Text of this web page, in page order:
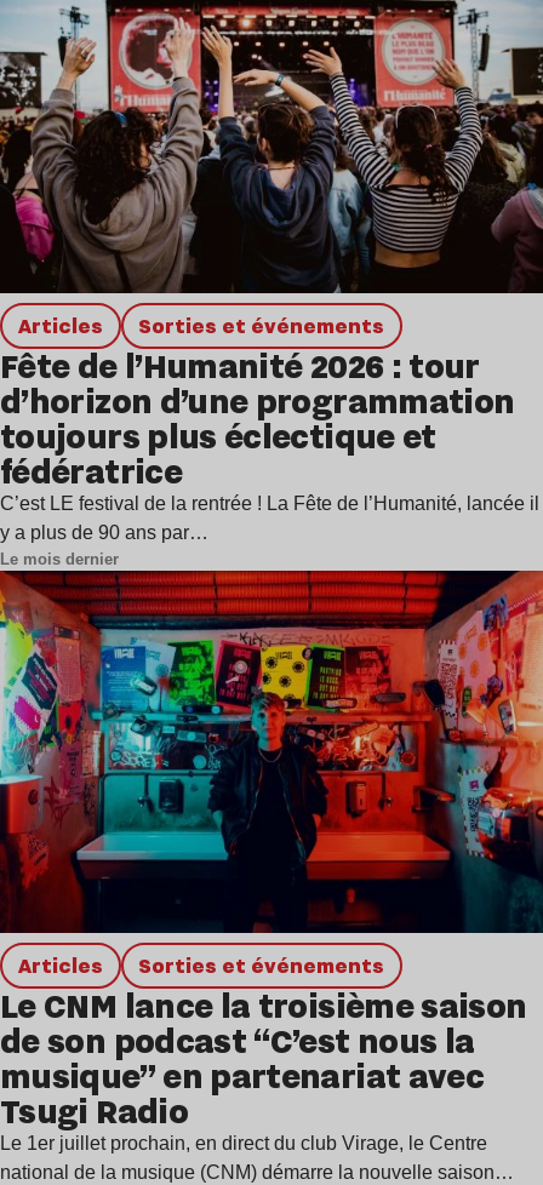
Articles Sorties et événements
Fête de l’Humanité 2026 : tour
d’horizon d’une programmation
toujours plus éclectique et
fédératrice
C’est LE festival de la rentrée ! La Fête de l’Humanité, lancée il
y a plus de 90 ans par…
Le mois dernier
Articles Sorties et événements
Le CNM lance la troisième saison
de son podcast “C’est nous la
musique” en partenariat avec
Tsugi Radio
Le 1er juillet prochain, en direct du club Virage, le Centre
national de la musique (CNM) démarre la nouvelle saison…